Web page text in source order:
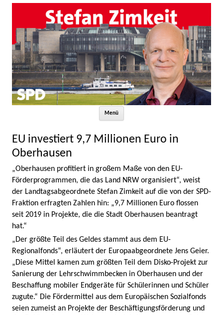
Menü
EU investiert 9,7 Millionen Euro in
Oberhausen
„Oberhausen profitiert in großem Maße von den EU-
Förderprogrammen, die das Land NRW organisiert“, weist
der Landtagsabgeordnete Stefan Zimkeit auf die von der SPD-
Fraktion erfragten Zahlen hin: „9,7 Millionen Euro flossen
seit 2019 in Projekte, die die Stadt Oberhausen beantragt
hat.“
„Der größte Teil des Geldes stammt aus dem EU-
Regionalfonds“, erläutert der Europaabgeordnete Jens Geier.
„Diese Mittel kamen zum größten Teil dem Disko-Projekt zur
Sanierung der Lehrschwimmbecken in Oberhausen und der
Beschaffung mobiler Endgeräte für Schülerinnen und Schüler
zugute.“ Die Fördermittel aus dem Europäischen Sozialfonds
seien zumeist an Projekte der Beschäftigungsförderung und